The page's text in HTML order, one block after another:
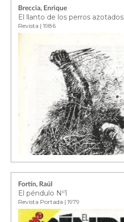
Breccia, Enrique
El llanto de los perros azotados
Revista | 1986
Fortín, Raúl
El péndulo Nº1
Revista Portada | 1979